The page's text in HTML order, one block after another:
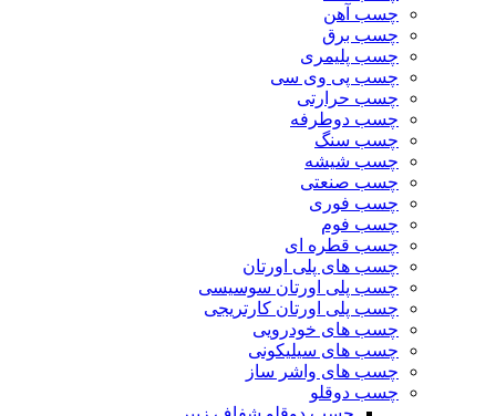
چسب آهن
چسب برق
چسب پلیمری
چسب پی وی سی
چسب حرارتی
چسب دوطرفه
چسب سنگ
چسب شیشه
چسب صنعتی
چسب فوری
چسب فوم
چسب قطره ای
چسب های پلی اورتان
چسب پلی اورتان سوسیسی
چسب پلی اورتان کارتریجی
چسب های خودرویی
چسب های سیلیکونی
چسب های واشر ساز
چسب دوقلو